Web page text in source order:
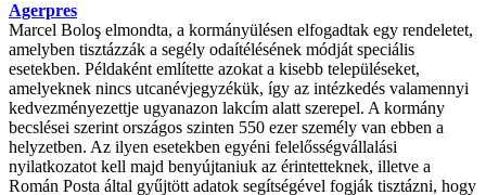
Agerpres
Marcel Boloş elmondta, a kormányülésen elfogadtak egy rendeletet,
amelyben tisztázzák a segély odaítélésének módját speciális
esetekben. Példaként említette azokat a kisebb településeket,
amelyeknek nincs utcanévjegyzékük, így az intézkedés valamennyi
kedvezményezettje ugyanazon lakcím alatt szerepel. A kormány
becslései szerint országos szinten 550 ezer személy van ebben a
helyzetben. Az ilyen esetekben egyéni felelősségvállalási
nyilatkozatot kell majd benyújtaniuk az érintetteknek, illetve a
Román Posta által gyűjtött adatok segítségével fogják tisztázni, hogy